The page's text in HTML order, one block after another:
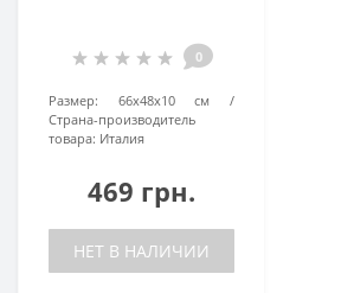
0
Размер:
66х48х10 см
Страна-производитель
товара: Италия
469 грн.
НЕТ В НАЛИЧИИ